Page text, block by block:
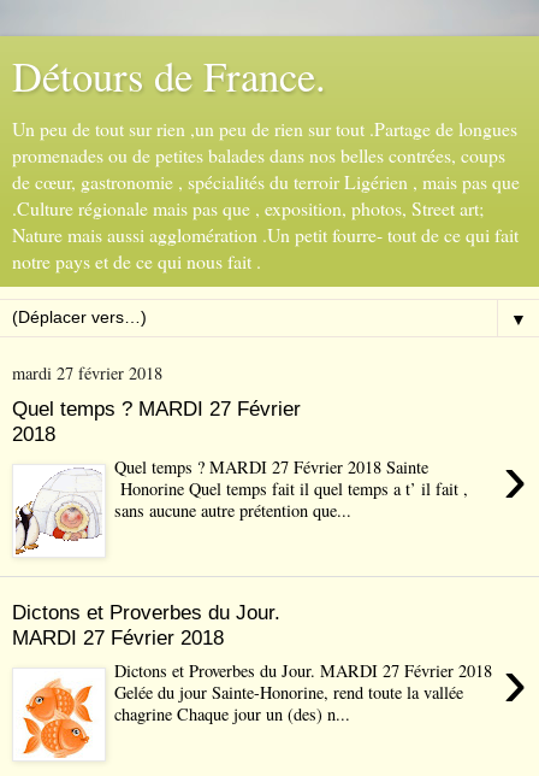
Détours de France.
Un peu de tout sur rien ,un peu de rien sur tout .Partage de longues
promenades ou de petites balades dans nos belles contrées, coups
de cœur, gastronomie , spécialités du terroir Ligérien , mais pas que
.Culture régionale mais pas que , exposition, photos, Street art;
Nature mais aussi agglomération .Un petit fourre- tout de ce qui fait
notre pays et de ce qui nous fait .
▼
mardi 27 février 2018
Quel temps ? MARDI 27 Février
2018
›
Quel temps ? MARDI 27 Février 2018 Sainte
Honorine Quel temps fait il quel temps a t’ il fait ,
sans aucune autre prétention que...
Dictons et Proverbes du Jour.
MARDI 27 Février 2018
›
Dictons et Proverbes du Jour. MARDI 27 Février 2018
Gelée du jour Sainte-Honorine, rend toute la vallée
chagrine Chaque jour un (des) n...